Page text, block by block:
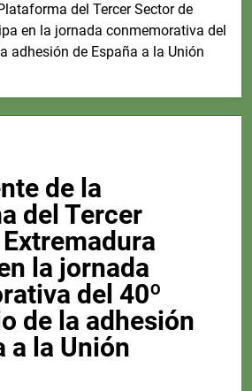
del Tercer Sector de
en la jornada conmemorativa del
adhesión de España a la Unión
de la
del Tercer
la jornada
del 40º
de la adhesión
a la Unión